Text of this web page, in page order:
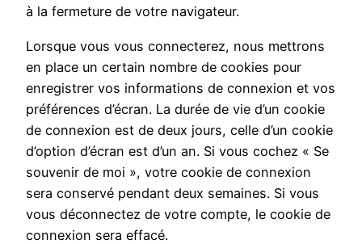
à la fermeture de votre navigateur.
Lorsque vous vous connecterez, nous mettrons
en place un certain nombre de cookies pour
enregistrer vos informations de connexion et vos
préférences d’écran. La durée de vie d’un cookie
de connexion est de deux jours, celle d’un cookie
d’option d’écran est d’un an. Si vous cochez « Se
souvenir de moi », votre cookie de connexion
sera conservé pendant deux semaines. Si vous
vous déconnectez de votre compte, le cookie de
connexion sera effacé.